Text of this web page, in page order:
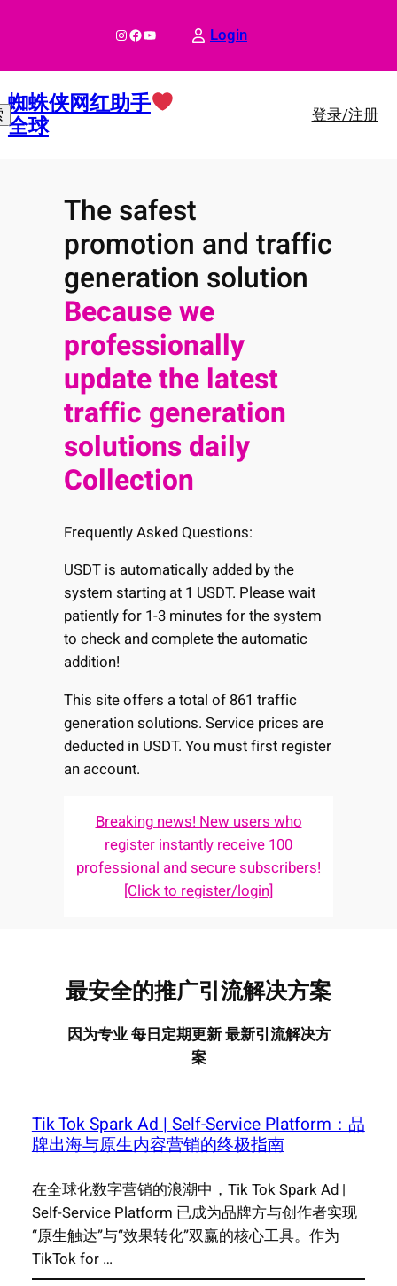
InstagramFacebook YouTube Login
蜘蛛侠网红助手
全球 登录/注册
The safest
promotion and traffic
generation solution
Because we
professionally
update the latest
traffic generation
solutions daily
Collection
Frequently Asked Questions:
USDT is automatically added by the
system starting at 1 USDT. Please wait
patiently for 1-3 minutes for the system
to check and complete the automatic
addition!
This site offers a total of 861 traffic
generation solutions. Service prices are
deducted in USDT. You must first register
an account.
Breaking news! New users who
register instantly receive 100
professional and secure subscribers!
[Click to register/login]
最安全的推广引流解决方案
因为专业 每日定期更新 最新引流解决方
案
Tik Tok Spark Ad | Self-Service Platform：品
牌出海与原生内容营销的终极指南
在全球化数字营销的浪潮中，Tik Tok Spark Ad |
Self-Service Platform 已成为品牌方与创作者实现
“原生触达”与“效果转化”双赢的核心工具。作为
TikTok for …